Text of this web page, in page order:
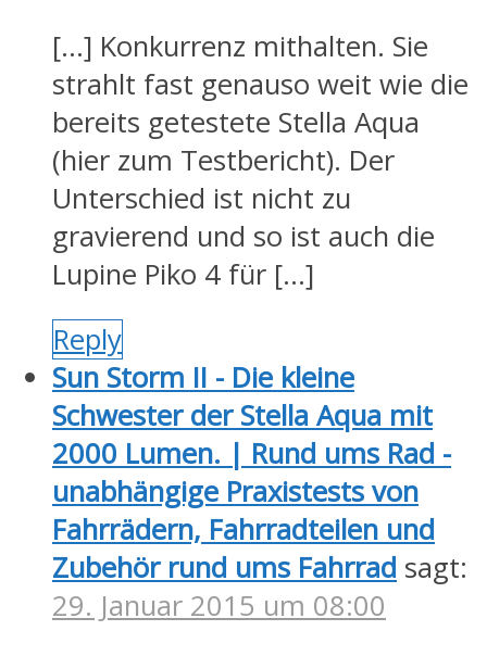
[…] Konkurrenz mithalten. Sie
strahlt fast genauso weit wie die
bereits getestete Stella Aqua
(hier zum Testbericht). Der
Unterschied ist nicht zu
gravierend und so ist auch die
Lupine Piko 4 für […]
Reply
Sun Storm II - Die kleine
Schwester der Stella Aqua mit
2000 Lumen. | Rund ums Rad -
unabhängige Praxistests von
Fahrrädern, Fahrradteilen und
Zubehör rund ums Fahrrad sagt:
29. Januar 2015 um 08:00